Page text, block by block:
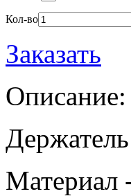
Кол-во
Заказать
Описание:
Материал